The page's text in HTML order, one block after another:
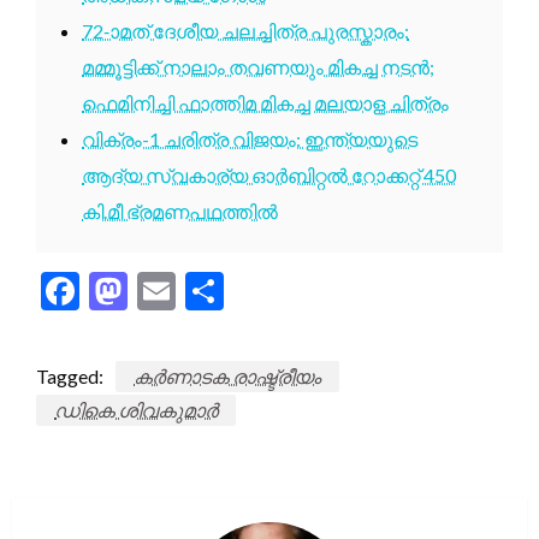
72-ാമത് ദേശീയ ചലച്ചിത്ര പുരസ്കാരം:
മമ്മൂട്ടിക്ക് നാലാം തവണയും മികച്ച നടൻ;
ഫെമിനിച്ചി ഫാത്തിമ മികച്ച മലയാള ചിത്രം
വിക്രം-1 ചരിത്ര വിജയം: ഇന്ത്യയുടെ
ആദ്യ സ്വകാര്യ ഓർബിറ്റൽ റോക്കറ്റ് 450
കി.മീ ഭ്രമണപഥത്തിൽ
Facebook
Mastodon
Email
Tagged:
കർണാടക രാഷ്ട്രീയം
ഡികെ ശിവകുമാർ